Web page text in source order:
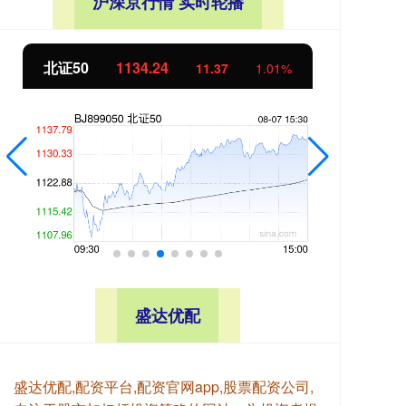
北证50 1134.24 11.37 1.01%
盛达优配
盛达优配,配资平台,配资官网app,股票配资公司,